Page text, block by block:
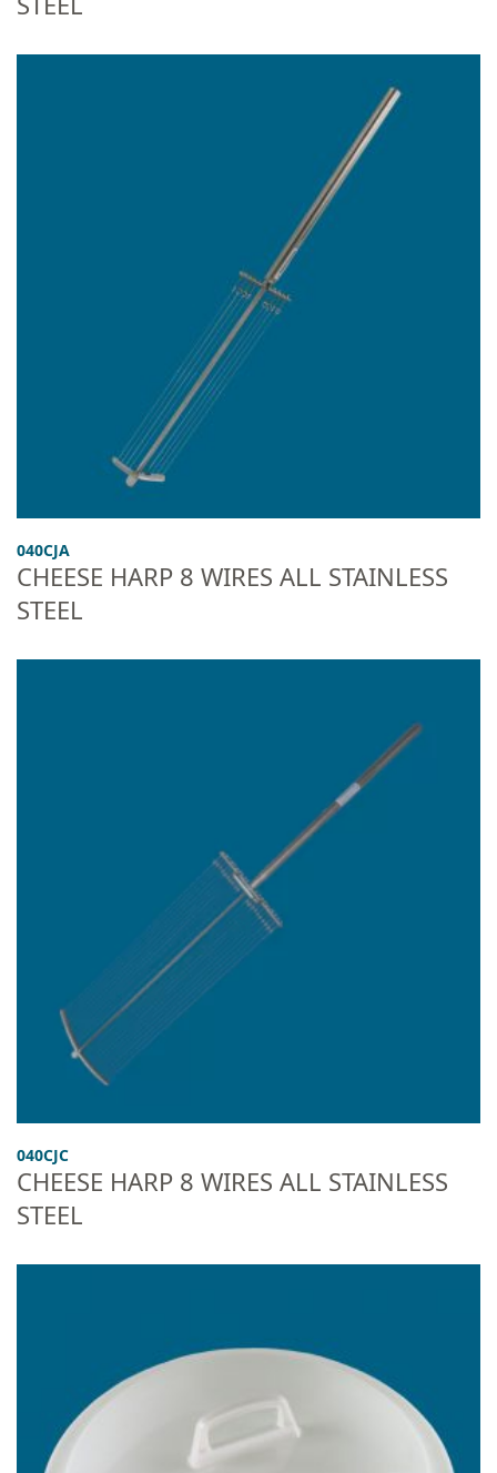
040CJA
CHEESE HARP 8 WIRES ALL STAINLESS
STEEL
040CJC
CHEESE HARP 8 WIRES ALL STAINLESS
STEEL